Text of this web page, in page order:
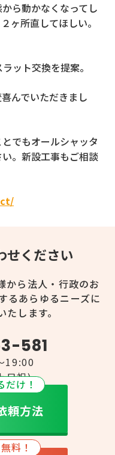
ら動かなくなってし
ヶ所直してほしい。
ット交換を提案。
んでいただきまし
でもオールシャッタ
。新設工事もご相談
せください
から法人・行政のお
るあらゆるニーズに
します。
581
19:00
日祝)
け！
頼方法
料！